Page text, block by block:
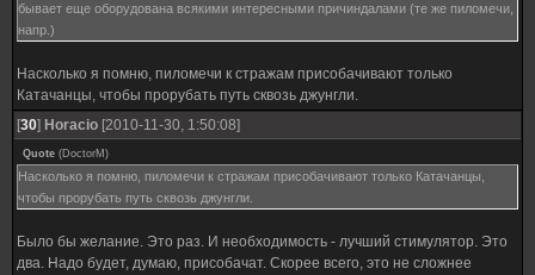
бывает еще оборудована всякими интересными причиндалами (те же пиломечи,
напр.)
Насколько я помню, пиломечи к стражам присобачивают только
Катачанцы, чтобы прорубать путь сквозь джунгли.
[30] Horacio [2010-11-30, 1:50:08]
Quote (DoctorM )
Насколько я помню, пиломечи к стражам присобачивают только Катачанцы,
чтобы прорубать путь сквозь джунгли.
Было бы желание. Это раз. И необходимость - лучший стимулятор. Это
два. Надо будет, думаю, присобачат. Скорее всего, это не сложнее